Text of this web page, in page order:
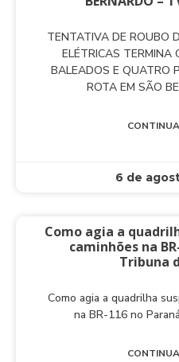
TENTATIVA DE ROUBO
ELÉTRICAS TERMINA
BALEADOS E QUATRO
ROTA EM SÃO
6 de
Como agia a
caminhões na
Tribuna
Como agia a quadrilha
na BR-116 no